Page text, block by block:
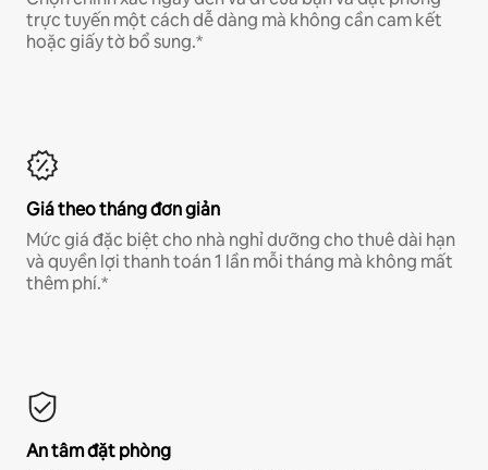
trực tuyến một cách dễ dàng mà không cần cam kết
hoặc giấy tờ bổ sung.*
Giá theo tháng đơn giản
Mức giá đặc biệt cho nhà nghỉ dưỡng cho thuê dài hạn
và quyền lợi thanh toán 1 lần mỗi tháng mà không mất
thêm phí.*
An tâm đặt phòng